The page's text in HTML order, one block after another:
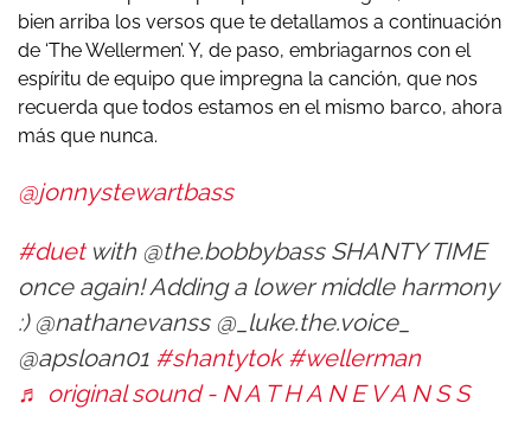
bien arriba los versos que te detallamos a continuación
de ‘The Wellermen’. Y, de paso, embriagarnos con el
espíritu de equipo que impregna la canción, que nos
recuerda que todos estamos en el mismo barco, ahora
más que nunca.
@jonnystewartbass
#duetwith @the.bobbybass SHANTY TIME
once again! Adding a lower middle harmony
:) @nathanevanss @_luke.the.voice_
@apsloan01 #shantytok #wellerman
♬ original sound - N A T H A N E V A N S S